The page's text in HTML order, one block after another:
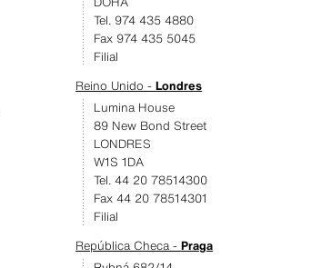
Tel. 974 435 4880
Fax 974 435 5045
Filial
Reino Unido -Londres
Lumina House
89 New Bond Street
LONDRES
W1S 1DA
Tel. 44 20 78514300
Fax 44 20 78514301
Filial
República Checa -Praga